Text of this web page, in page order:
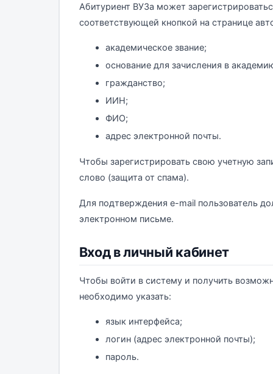
Абитуриент ВУЗа может
соответствующей кнопкой на странице
академическое звание;
основание для зачисления в
гражданство;
ИИН;
ФИО;
адрес электронной почты.
Чтобы зарегистрировать свою учетную
слово (защита от спама).
Для подтверждения e-mail пользователь
электронном письме.
Вход в личный кабинет
Чтобы войти в систему и получить
необходимо указать:
язык интерфейса;
логин (адрес электронной почты);
пароль.